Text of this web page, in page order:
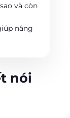
và còn
nâng
nói